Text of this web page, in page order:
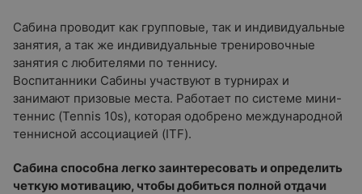
Сабина проводит как групповые, так и индивидуальные
занятия, а так же индивидуальные тренировочные
занятия с любителями по теннису.
Воспитанники Сабины участвуют в турнирах и
занимают призовые места. Работает по системе мини-
теннис (Tennis 10s), которая одобрено международной
теннисной ассоциацией (ITF).
Сабина способна легко заинтересовать и определить
четкую мотивацию, чтобы добиться полной отдачи